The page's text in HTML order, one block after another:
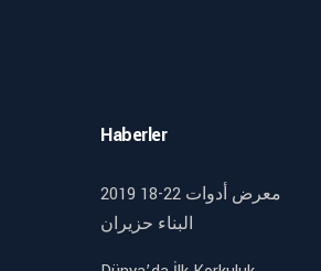
Haberler
2019 18-22 معرض أدوات
البناء حزيران